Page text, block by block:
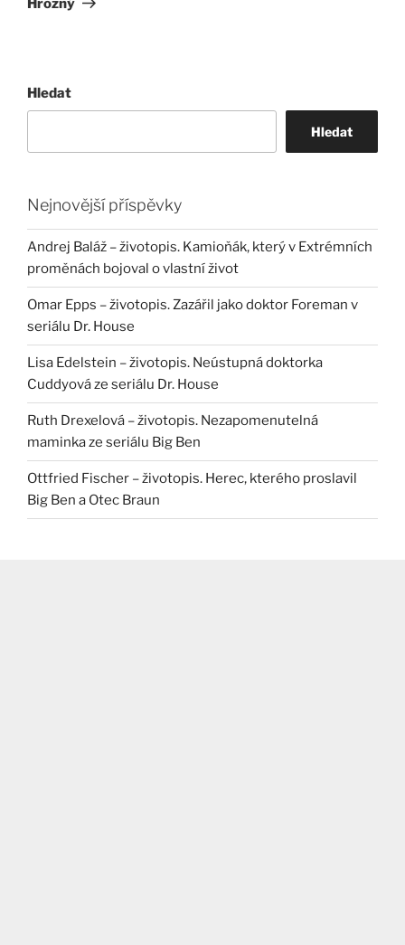
Hrozný
Hledat
Hledat
Nejnovější příspěvky
Andrej Baláž – životopis. Kamioňák, který v Extrémních
proměnách bojoval o vlastní život
Omar Epps – životopis. Zazářil jako doktor Foreman v
seriálu Dr. House
Lisa Edelstein – životopis. Neústupná doktorka
Cuddyová ze seriálu Dr. House
Ruth Drexelová – životopis. Nezapomenutelná
maminka ze seriálu Big Ben
Ottfried Fischer – životopis. Herec, kterého proslavil
Big Ben a Otec Braun